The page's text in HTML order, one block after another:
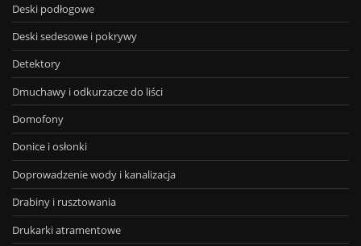
Deski podłogowe
Deski sedesowe i pokrywy
Detektory
Dmuchawy i odkurzacze do liści
Domofony
Donice i osłonki
Doprowadzenie wody i kanalizacja
Drabiny i rusztowania
Drukarki atramentowe